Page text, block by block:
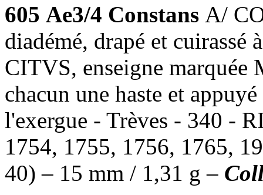
605 Ae3/4 Constans A/
diadémé, drapé et
CITVS, enseigne marquée
chacun une haste et
l'exergue - Trèves - 340 -
1754, 1755, 1756, 1765,
40) – 15 mm / 1,31 g –